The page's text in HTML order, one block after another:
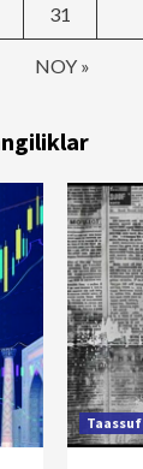
NOY »
31
Taassuf